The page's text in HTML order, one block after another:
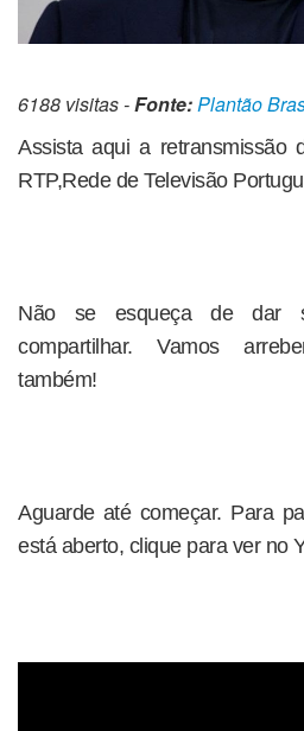
6188 visitas -Fonte:Plantão
Assista aqui a retransmissão
RTP,Rede de Televisão
Não se esqueça de dar
compartilhar. Vamos
também!
Aguarde até começar. Para
está aberto, clique para ver no